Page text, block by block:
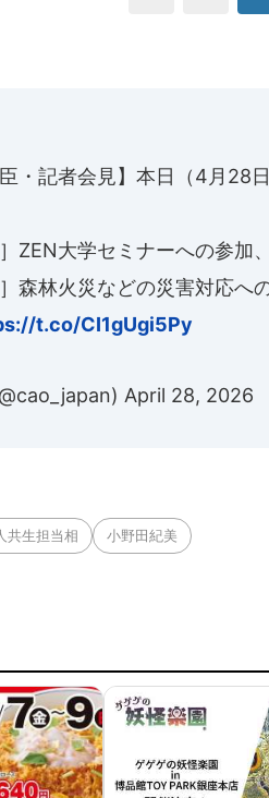
臣・記者会見】本日（4月28
］ZEN大学セミナーへの参加
］森林火災などの災害対応
t.co/CI1gUgi5Py
April 28, 2026
共生担当相 小野田紀美